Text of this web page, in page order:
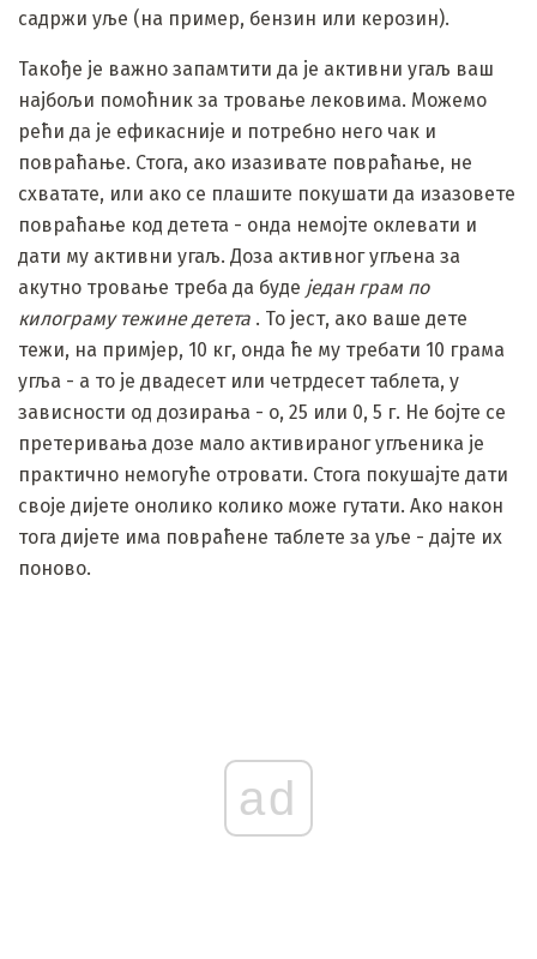
садржи уље (на пример, бензин или керозин).
Такође је важно запамтити да је активни угаљ ваш
најбољи помоћник за тровање лековима. Можемо
рећи да је ефикасније и потребно него чак и
повраћање. Стога, ако изазивате повраћање, не
схватате, или ако се плашите покушати да изазовете
повраћање код детета - онда немојте оклевати и
дати му активни угаљ. Доза активног угљена за
акутно тровање треба да буде један грам по
килограму тежине детета . То јест, ако ваше дете
тежи, на примјер, 10 кг, онда ће му требати 10 грама
угља - а то је двадесет или четрдесет таблета, у
зависности од дозирања - о, 25 или 0, 5 г. Не бојте се
претеривања дозе мало активираног угљеника је
практично немогуће отровати. Стога покушајте дати
своје дијете онолико колико може гутати. Ако након
тога дијете има повраћене таблете за уље - дајте их
поново.
ad